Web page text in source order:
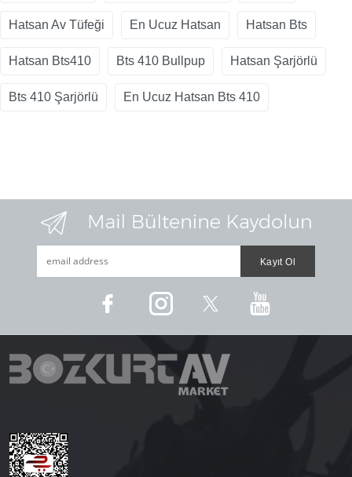
Hatsan Av Tüfeği En Ucuz Hatsan Hatsan Bts
Hatsan Bts410 Bts 410 Bullpup Hatsan Şarjörlü
Bts 410 Şarjörlü En Ucuz Hatsan Bts 410